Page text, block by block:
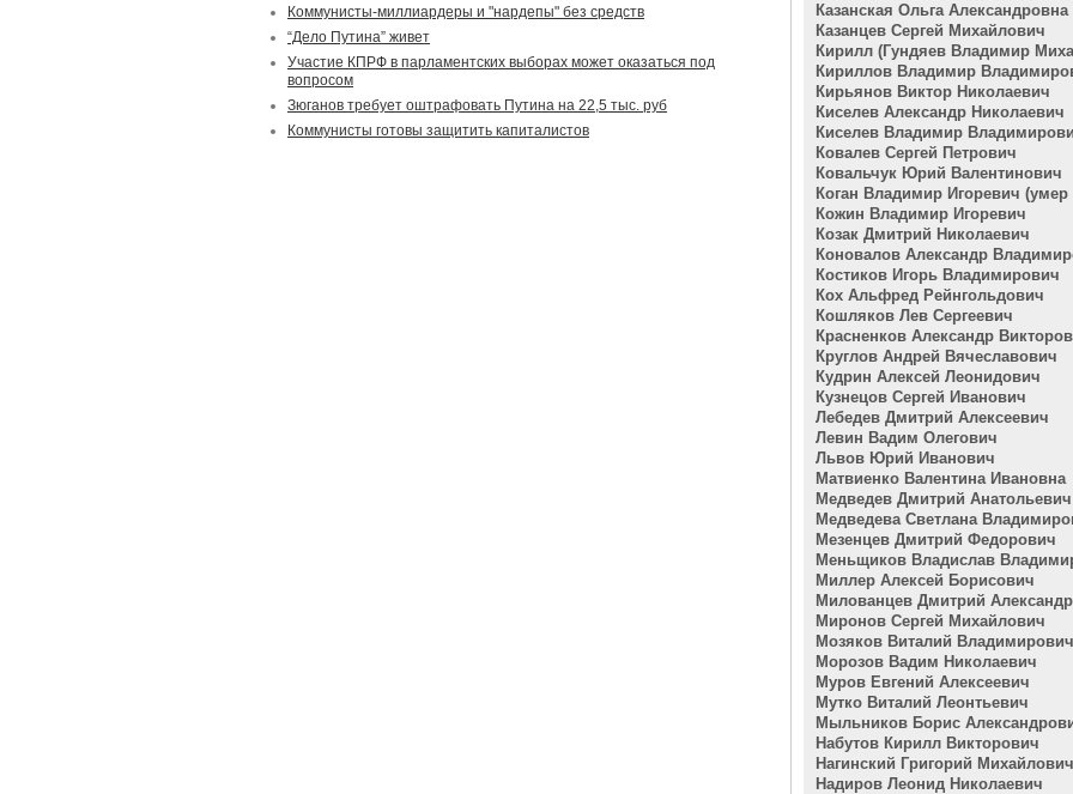
Коммунисты-миллиардеры и "нардепы" без средств
“Дело Путина” живет
Участие КПРФ в парламентских выборах может оказаться под
вопросом
Зюганов требует оштрафовать Путина на 22,5 тыс. руб
Коммунисты готовы защитить капиталистов
Казанская Ольга Александровна
Казанцев Сергей Михайлович
Кирилл (Гундяев Владимир
Кириллов Владимир
Кирьянов Виктор Николаевич
Киселев Александр Николаевич
Киселев Владимир
Ковалев Сергей Петрович
Ковальчук Юрий Валентинович
Коган Владимир Игоревич (умер
Кожин Владимир Игоревич
Козак Дмитрий Николаевич
Коновалов Александр
Костиков Игорь Владимирович
Кох Альфред Рейнгольдович
Кошляков Лев Сергеевич
Красненков Александр
Круглов Андрей Вячеславович
Кудрин Алексей Леонидович
Кузнецов Сергей Иванович
Лебедев Дмитрий Алексеевич
Левин Вадим Олегович
Львов Юрий Иванович
Матвиенко Валентина Ивановна
Медведев Дмитрий Анатольевич
Медведева Светлана
Мезенцев Дмитрий Федорович
Меньщиков Владислав
Миллер Алексей Борисович
Милованцев Дмитрий
Миронов Сергей Михайлович
Мозяков Виталий Владимирович
Морозов Вадим Николаевич
Муров Евгений Алексеевич
Мутко Виталий Леонтьевич
Мыльников Борис
Набутов Кирилл Викторович
Нагинский Григорий Михайлович
Надиров Леонид Николаевич